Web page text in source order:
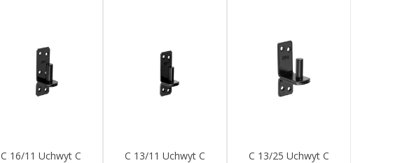
Dodaj Do Koszyka
C 16/11 Uchwyt C
Dodaj Do Koszyka
C 13/11 Uchwyt C
Dodaj Do Koszyka
C 13/25 Uchwyt C